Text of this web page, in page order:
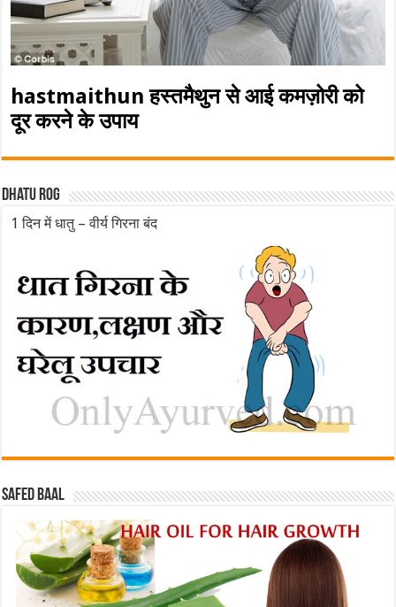
hastmaithun हस्तमैथुन से आई कमज़ोरी को
दूर करने के उपाय
Dhatu rog
1 दिन में धातु – वीर्य गिरना बंद
Safed baal